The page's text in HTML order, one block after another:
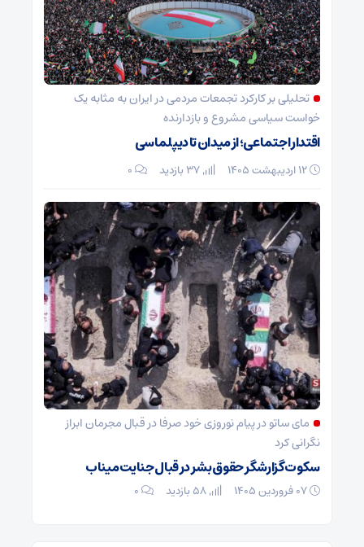
تحلیلی بر کارکرد تجمعات مردمی در ایران به مثابه یک
خواست سیاسی مشروع و بازدارنده
اقتدار اجتماعی؛ از میدان تا دیپلماسی
۰
مای ساتو در پیام نوروزی خود صرفا در قبال مجرمان ابراز
نگرانی کرد
سکوت گزارشگر حقوق بشر در قبال جنایت میناب
۰